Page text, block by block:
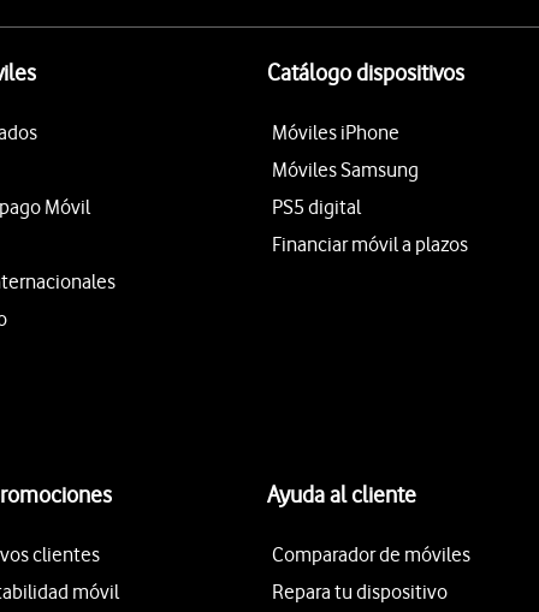
Móvil
Catálogo dispositivos
Móviles iPhone
Móviles Samsung
PS5 digital
Financiar móvil a plazos
clientes
móvil
Ayuda al cliente
Comparador de móviles
Repara tu dispositivo